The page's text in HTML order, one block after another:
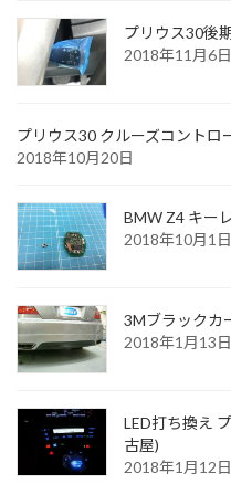
プリウス30後
2018年11月6日
プリウス30 クルーズコントロ
2018年10月20日
BMW Z4 キー
2018年10月1日
3Mブラックカ
2018年1月13日
LED打ち換え
古屋)
2018年1月12日